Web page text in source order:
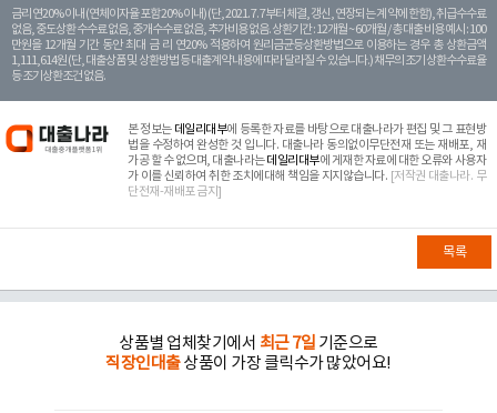
금리 연20% 이내 (연체이자율 포함 20% 이내) (단, 2021. 7. 7부터 체결, 갱신, 연장되는 계 약에 한함), 취급수수료
없음, 중도상환 수수료 없음, 중개수수료 없음, 추가비용 없음. 상환기간 : 12개월 ~ 60개월 / 총 대출 비용 예시 : 100
만원을 12개월 기간 동안 최대 금 리 연20% 적용하여 원리금균등상환방법으로 이용하는 경우 총 상환금액
1,111,614원 (단, 대출상품 및 상환방법 등 대출계약 내용에 따라 달라질 수 있습니다.) 채무의 조기 상환수수료율
등 조기상환조건 없음.
본 정보는 데일리대부에 등록한 자료를 바탕으로 대출나라가 편집 및 그 표현방
법을 수정하여 완성한 것 입니다. 대출나라 동의없이무단전재 또는 재배포, 재
가공 할 수 없으며, 대출나라는데일리대부에 게재한 자료에 대한 오류와 사용자
가 이를 신뢰하여 취한 조치에대해 책임을 지지않습니다. [저작권 대출나라. 무
단전재-재배포 금지]
목록
상품별 업체찾기에서 최근 7일 기준으로
직장인대출상품이 가장 클릭수가 많았어요!